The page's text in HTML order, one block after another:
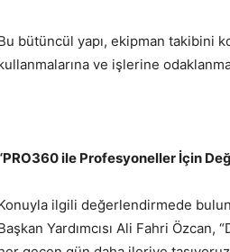
bütüncül yapı, ekipman takibini
ve işlerine
ile Profesyoneller İçin
ilgili değerlendirmede
Yardımcısı Ali Fahri